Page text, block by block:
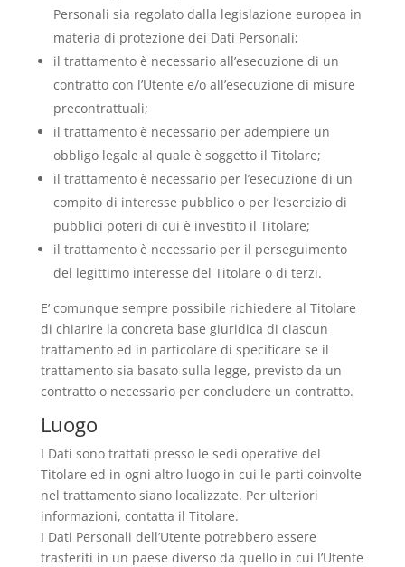
Personali sia regolato dalla legislazione europea in
materia di protezione dei Dati Personali;
il trattamento è necessario all’esecuzione di un
contratto con l’Utente e/o all’esecuzione di misure
precontrattuali;
il trattamento è necessario per adempiere un
obbligo legale al quale è soggetto il Titolare;
il trattamento è necessario per l’esecuzione di un
compito di interesse pubblico o per l’esercizio di
pubblici poteri di cui è investito il Titolare;
il trattamento è necessario per il perseguimento
del legittimo interesse del Titolare o di terzi.
E’ comunque sempre possibile richiedere al Titolare
di chiarire la concreta base giuridica di ciascun
trattamento ed in particolare di specificare se il
trattamento sia basato sulla legge, previsto da un
contratto o necessario per concludere un contratto.
Luogo
I Dati sono trattati presso le sedi operative del
Titolare ed in ogni altro luogo in cui le parti coinvolte
nel trattamento siano localizzate. Per ulteriori
informazioni, contatta il Titolare.
I Dati Personali dell’Utente potrebbero essere
trasferiti in un paese diverso da quello in cui l’Utente